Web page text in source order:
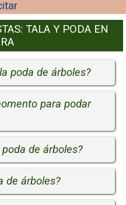
TALA Y PODA EN
poda de árboles?
para podar
de árboles?
de árboles?